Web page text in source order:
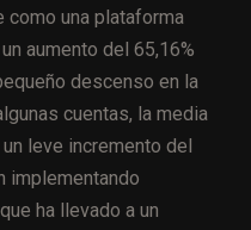
como una plataforma
aumento del 65,16%
descenso en la
cuentas, la media
leve incremento del
implementando
ha llevado a un